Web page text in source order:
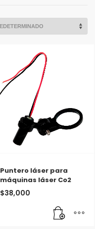
Puntero láser para
máquinas láser Co2
$38,000